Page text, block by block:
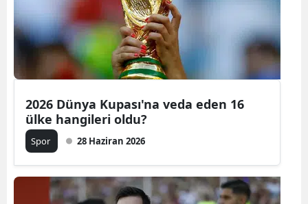
2026 Dünya Kupası'na veda eden 16
ülke hangileri oldu?
Spor 28 Haziran 2026